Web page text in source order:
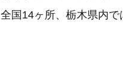
全国14ヶ所、栃木県内